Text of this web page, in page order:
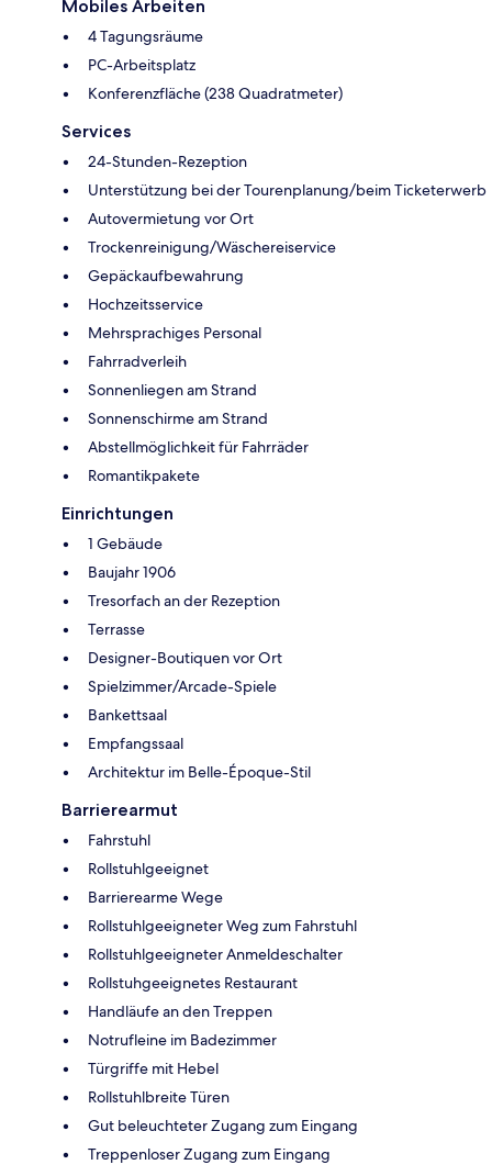
Mobiles Arbeiten
4 Tagungsräume
PC-Arbeitsplatz
Konferenzfläche (238 Quadratmeter)
Services
24-Stunden-Rezeption
Unterstützung bei der Tourenplanung/beim Ticketerwerb
Autovermietung vor Ort
Trockenreinigung/Wäschereiservice
Gepäckaufbewahrung
Hochzeitsservice
Mehrsprachiges Personal
Fahrradverleih
Sonnenliegen am Strand
Sonnenschirme am Strand
Abstellmöglichkeit für Fahrräder
Romantikpakete
Einrichtungen
1 Gebäude
Baujahr 1906
Tresorfach an der Rezeption
Terrasse
Designer-Boutiquen vor Ort
Spielzimmer/Arcade-Spiele
Bankettsaal
Empfangssaal
Architektur im Belle-Époque-Stil
Barrierearmut
Fahrstuhl
Rollstuhlgeeignet
Barrierearme Wege
Rollstuhlgeeigneter Weg zum Fahrstuhl
Rollstuhlgeeigneter Anmeldeschalter
Rollstuhgeeignetes Restaurant
Handläufe an den Treppen
Notrufleine im Badezimmer
Türgriffe mit Hebel
Rollstuhlbreite Türen
Gut beleuchteter Zugang zum Eingang
Treppenloser Zugang zum Eingang